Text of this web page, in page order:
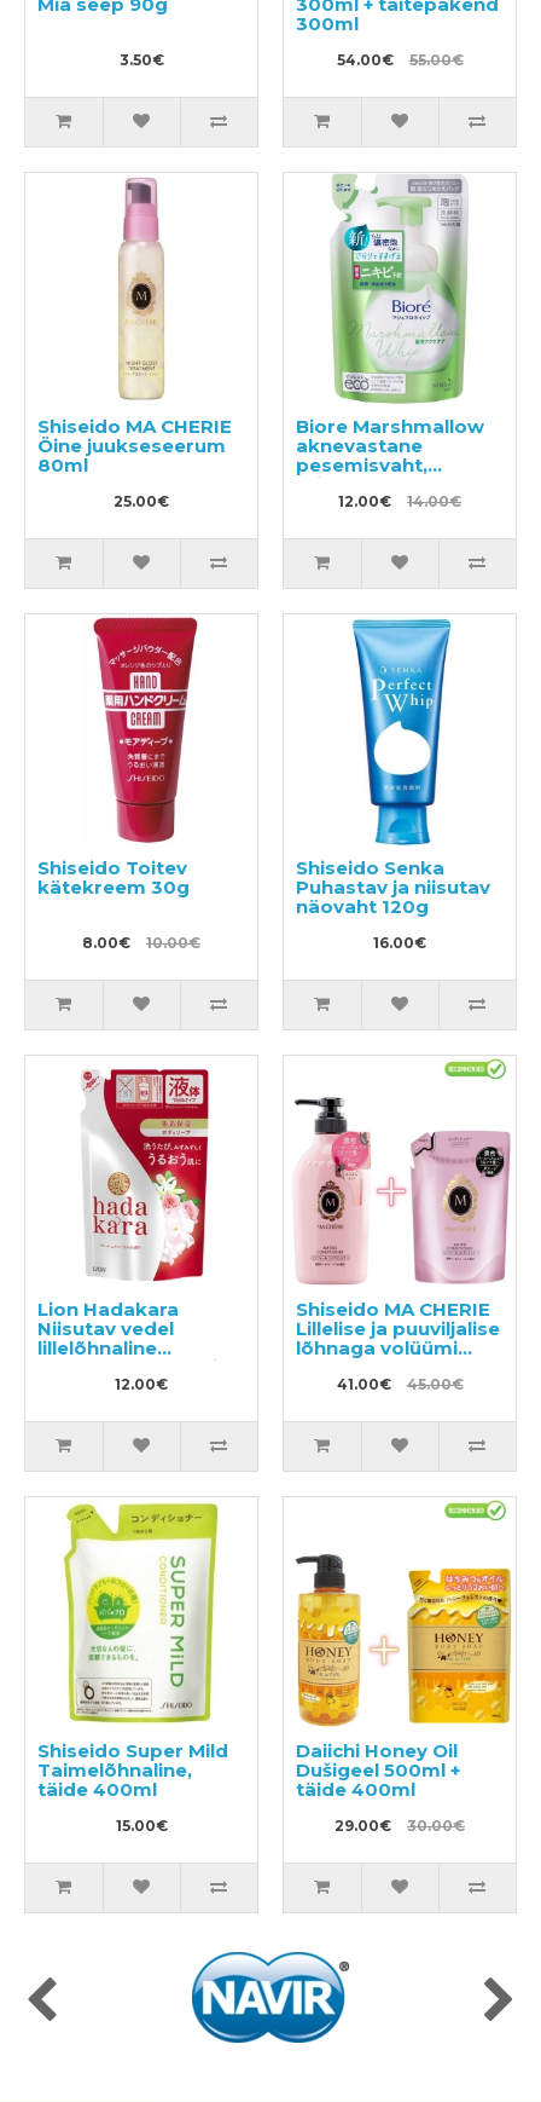
3.50€
300ml
54.00€ 55.00€
Shiseido MA CHERIE
Öine juukseseerum
80ml
25.00€
Biore Marshmallow
aknevastane
pesemisvaht,
täitepakend 130ml
12.00€ 14.00€
Shiseido Toitev
kätekreem 30g
8.00€ 10.00€
Shiseido Senka
Puhastav ja niisutav
näovaht 120g
16.00€
Lion Hadakara
Niisutav vedel
lillelõhnaline
kehapesuseep, täide
12.00€
Shiseido MA CHERIE
Lillelise ja puuviljalise
lõhnaga volüümi
+ taitepakend 380ml
41.00€ 45.00€
Shiseido Super Mild
Taimelõhnaline,
täide 400ml
15.00€
Daiichi Honey Oil
Dušigeel 500ml +
täide 400ml
29.00€ 30.00€